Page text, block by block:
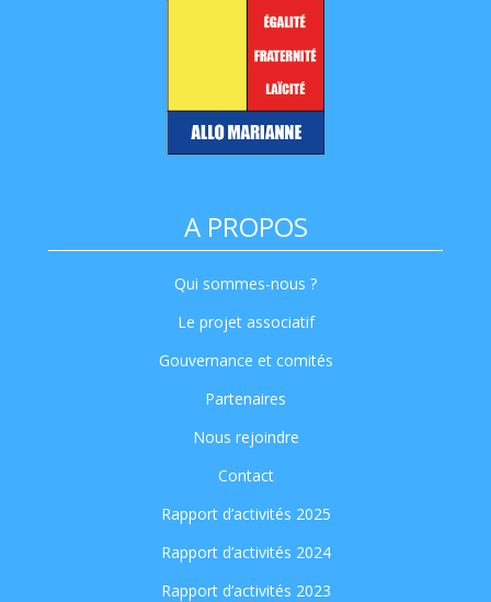
A PROPOS
Qui sommes-nous ?
Le projet associatif
Gouvernance et comités
Partenaires
Nous rejoindre
Contact
Rapport d’activités 2025
Rapport d’activités 2024
Rapport d’activités 2023